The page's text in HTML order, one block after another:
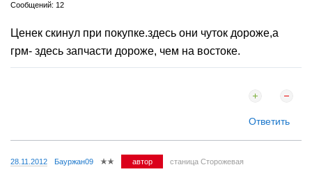
Сообщений: 12
Ценек скинул при покупке.здесь они чуток дороже,а
грм- здесь запчасти дороже, чем на востоке.
Ответить
28.11.2012 Бауржан09 автор станица Сторожевая